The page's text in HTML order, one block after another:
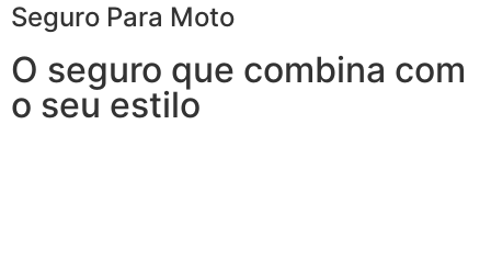
Seguro Para Moto
O seguro que combina com
o seu estilo